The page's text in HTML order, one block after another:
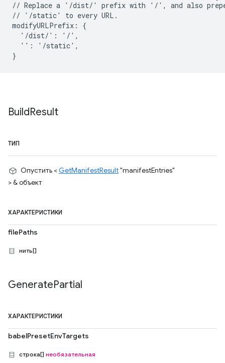
// Replace a '/dist/' prefix with '/', and also
// '/static' to every URL.
modifyURLPrefix: {
  '/dist/': '/',
  '': '/static',
BuildResult
ТИП
Опустить <GetManifestResult"manifestEntries"
> & объект
ХАРАКТЕРИСТИКИ
filePaths
нить[]
GeneratePartial
ХАРАКТЕРИСТИКИ
babelPresetEnvTargets
строка[] необязательная